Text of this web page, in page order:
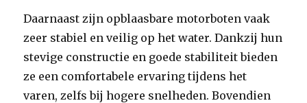
Daarnaast zijn opblaasbare motorboten vaak
zeer stabiel en veilig op het water. Dankzij hun
stevige constructie en goede stabiliteit bieden
ze een comfortabele ervaring tijdens het
varen, zelfs bij hogere snelheden. Bovendien